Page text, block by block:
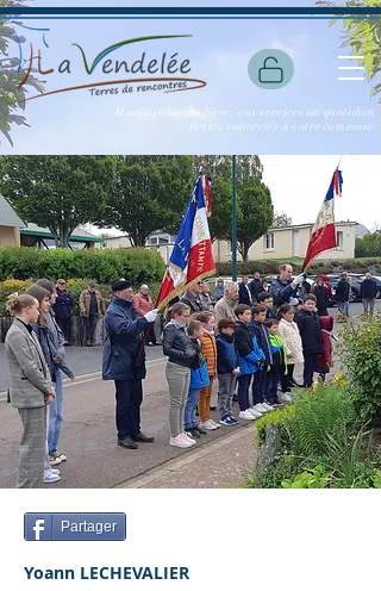
Municipalité en ligne, vos services au quotidien
- Restez connectés à votre commune
Partager
Yoann LECHEVALIER